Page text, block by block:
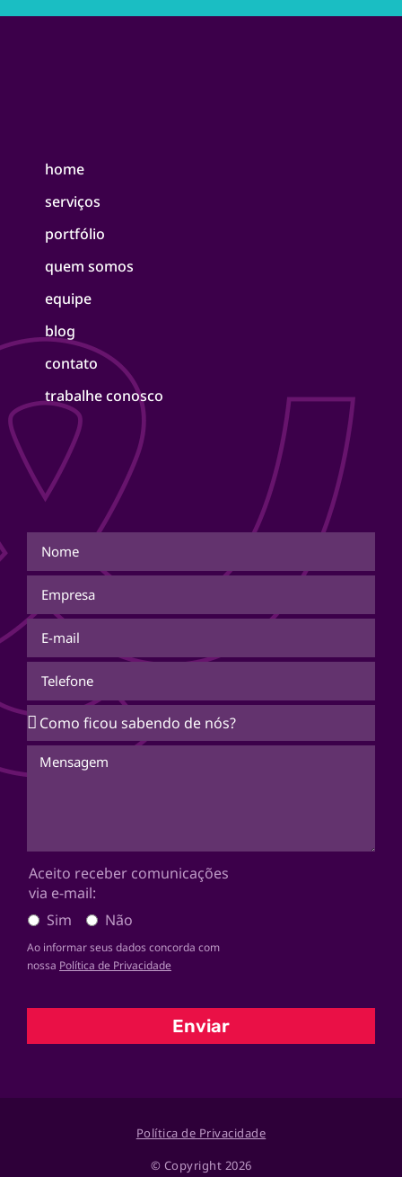
home
serviços
portfólio
quem somos
equipe
blog
contato
trabalhe conosco
Aceito receber comunicações
via e-mail:
Sim
Não
Ao informar seus dados concorda com
nossa Política de Privacidade
Enviar
Política de Privacidade
© Copyright 2026